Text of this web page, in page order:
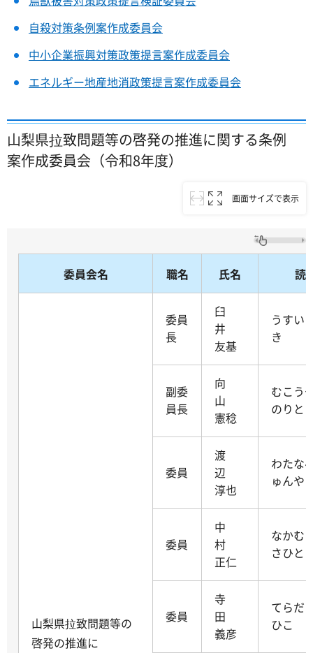
自殺対策条例案作成委員会
中小企業振興対策政策提言案作成委員会
エネルギー地産地消政策提言案作成委員会
山梨県拉致問題等の啓発の推進に関する条例
案作成委員会（令和8年度）
画面サイズで表示
委員会名 職名 氏名 読
山梨県拉致問題等の
啓発の推進に
委員
長
臼
井
友基
うす
き
副委
員長
向
山
憲稔
むこ
のりと
委員
渡
辺
淳也
わたな
ゅんや
委員
中
村
正仁
なかむ
さひと
委員
寺
田
義彦
てらだ
ひこ